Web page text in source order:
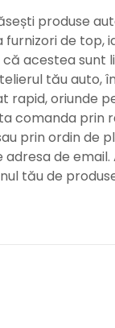
produse
furnizori de top,
acestea sunt
tău auto,
rapid, oriunde
comanda prin
prin ordin de
de email.
tău de